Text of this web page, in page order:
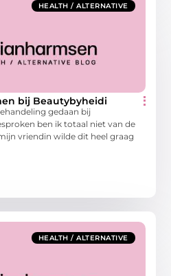
HEALTH / ALTERNATIVE
bij Beautybyheidi
gedaan bij
ben ik totaal niet van de
vriendin wilde dit heel graag
HEALTH / ALTERNATIVE